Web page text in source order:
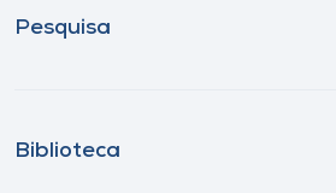
Pesquisa
Biblioteca